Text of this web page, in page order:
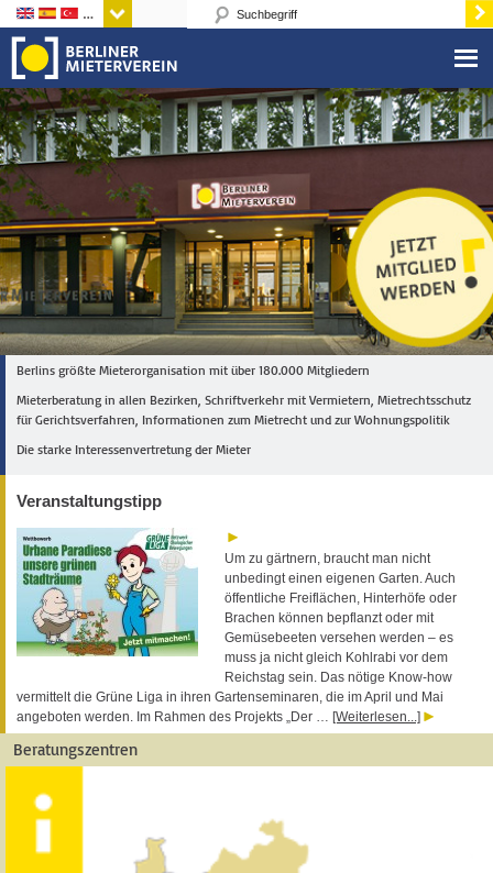
Sprachen
Berlins größte Mieterorganisation mit über 180.000 Mitgliedern
Mieterberatung in allen Bezirken, Schriftverkehr mit Vermietern, Mietrechtsschutz
für Gerichtsverfahren, Informationen zum Mietrecht und zur Wohnungspolitik
Die starke Interessenvertretung der Mieter
Veranstaltungstipp
Um zu gärtnern, braucht man nicht
unbedingt einen eigenen Garten. Auch
öffentliche Freiflächen, Hinterhöfe oder
Brachen können bepflanzt oder mit
Gemüsebeeten versehen werden – es
muss ja nicht gleich Kohlrabi vor dem
Reichstag sein. Das nötige Know-how
vermittelt die Grüne Liga in ihren Gartenseminaren, die im April und Mai
angeboten werden. Im Rahmen des Projekts „Der … [Weiterlesen...]
Beratungszentren